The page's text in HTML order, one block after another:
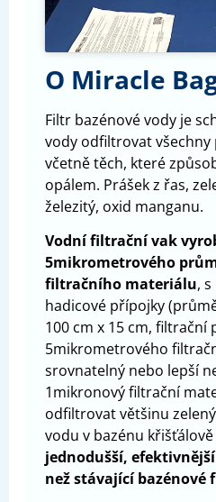
O Miracle
Filtr bazénové vody je
vody odfiltrovat
včetně těch, které
opálem. Prášek z řas,
železitý, oxid manganu.
Vodní filtrační vak
5mikrometrového
filtračního materiálu,
hadicové přípojky
100 cm x 15 cm, filtrační
5mikrometrového
srovnatelný nebo lepší
1mikronový filtrační
odfiltrovat většinu
vodu v bazénu
jednodušší,
než stávající bazénové